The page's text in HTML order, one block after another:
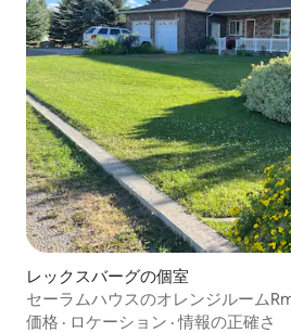
レックスバーグの個室
セーラムハウスのオレンジルーム
価格 · ロケーション ·情報の正確さ